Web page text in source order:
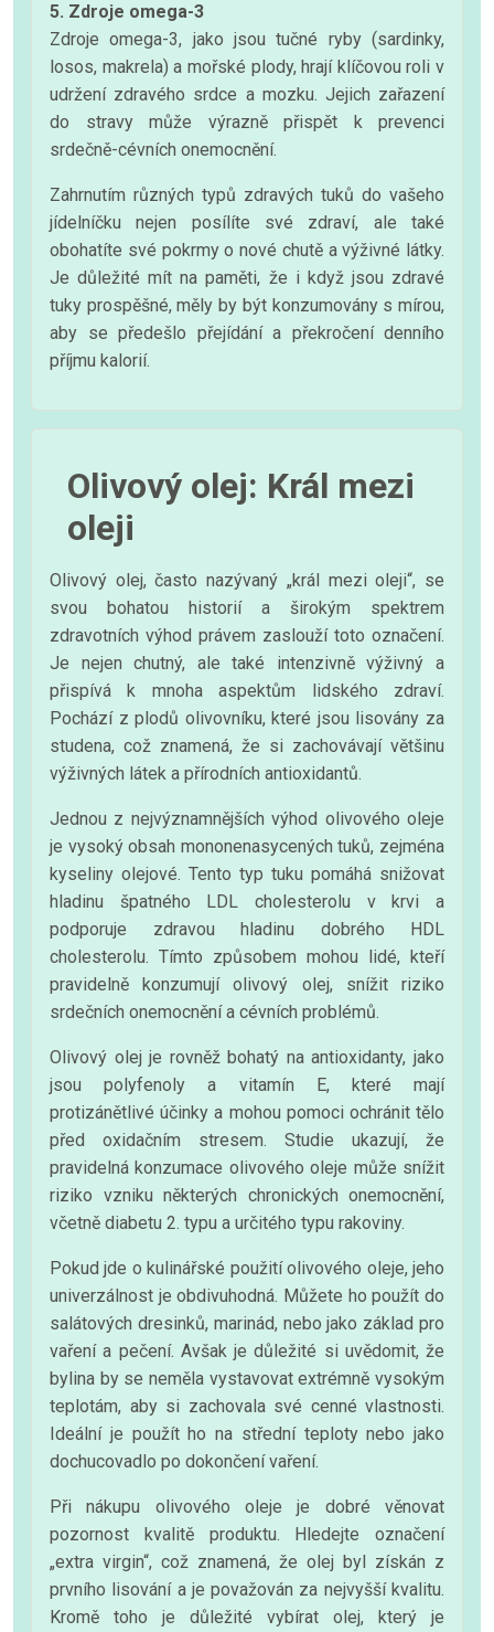
5. Zdroje omega-3
Zdroje omega-3, jako jsou tučné ryby (sardinky,
losos, makrela) a mořské plody, hrají klíčovou roli v
udržení zdravého srdce a mozku. Jejich zařazení
do stravy může výrazně přispět k prevenci
srdečně-cévních onemocnění.
Zahrnutím různých typů zdravých tuků do vašeho
jídelníčku nejen posílíte své zdraví, ale také
obohatíte své pokrmy o nové chutě a výživné látky.
Je důležité mít na paměti, že i když jsou zdravé
tuky prospěšné, měly by být konzumovány s mírou,
aby se předešlo přejídání a překročení denního
příjmu kalorií.
Olivový olej: Král mezi
oleji
Olivový olej, často nazývaný „král mezi oleji“, se
svou bohatou historií a širokým spektrem
zdravotních výhod právem zaslouží toto označení.
Je nejen chutný, ale také intenzivně výživný a
přispívá k mnoha aspektům lidského zdraví.
Pochází z plodů olivovníku, které jsou lisovány za
studena, což znamená, že si zachovávají většinu
výživných látek a přírodních antioxidantů.
Jednou z nejvýznamnějších výhod olivového oleje
je vysoký obsah mononenasycených tuků, zejména
kyseliny olejové. Tento typ tuku pomáhá snižovat
hladinu špatného LDL cholesterolu v krvi a
podporuje zdravou hladinu dobrého HDL
cholesterolu. Tímto způsobem mohou lidé, kteří
pravidelně konzumují olivový olej, snížit riziko
srdečních onemocnění a cévních problémů.
Olivový olej je rovněž bohatý na antioxidanty, jako
jsou polyfenoly a vitamín E, které mají
protizánětlivé účinky a mohou pomoci ochránit tělo
před oxidačním stresem. Studie ukazují, že
pravidelná konzumace olivového oleje může snížit
riziko vzniku některých chronických onemocnění,
včetně diabetu 2. typu a určitého typu rakoviny.
Pokud jde o kulinářské použití olivového oleje, jeho
univerzálnost je obdivuhodná. Můžete ho použít do
salátových dresinků, marinád, nebo jako základ pro
vaření a pečení. Avšak je důležité si uvědomit, že
bylina by se neměla vystavovat extrémně vysokým
teplotám, aby si zachovala své cenné vlastnosti.
Ideální je použít ho na střední teploty nebo jako
dochucovadlo po dokončení vaření.
Při nákupu olivového oleje je dobré věnovat
pozornost kvalitě produktu. Hledejte označení
„extra virgin“, což znamená, že olej byl získán z
prvního lisování a je považován za nejvyšší kvalitu.
Kromě toho je důležité vybírat olej, který je